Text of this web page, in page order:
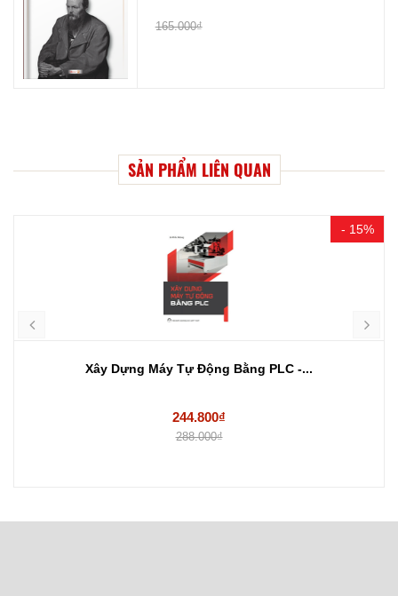
165.000₫
SẢN PHẨM LIÊN QUAN
- 15%
Xây Dựng Máy Tự Động Bằng PLC -...
244.800₫
288.000₫